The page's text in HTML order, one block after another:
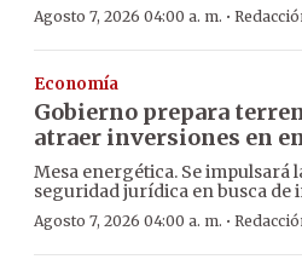
Agosto 7, 2026 04:00 a. m. ·
Economía
Gobierno prepara
atraer inversiones en
Mesa energética. Se impulsará
seguridad jurídica en busca de
Agosto 7, 2026 04:00 a. m. ·